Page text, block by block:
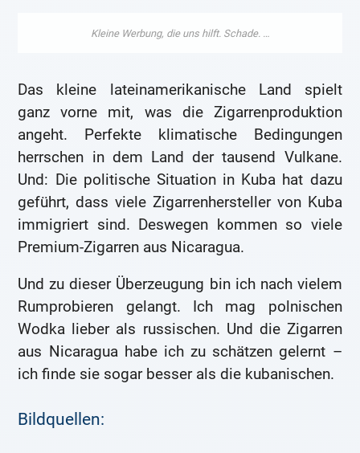
Das kleine lateinamerikanische Land spielt
ganz vorne mit, was die Zigarrenproduktion
angeht. Perfekte klimatische Bedingungen
herrschen in dem Land der tausend Vulkane.
Und: Die politische Situation in Kuba hat dazu
geführt, dass viele Zigarrenhersteller von Kuba
immigriert sind. Deswegen kommen so viele
Premium-Zigarren aus Nicaragua.
Und zu dieser Überzeugung bin ich nach vielem
Rumprobieren gelangt. Ich mag polnischen
Wodka lieber als russischen. Und die Zigarren
aus Nicaragua habe ich zu schätzen gelernt –
ich finde sie sogar besser als die kubanischen.
Bildquellen: